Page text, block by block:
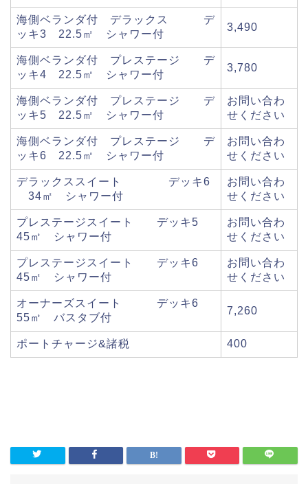
海側ベランダ付 デラックス デ
ッキ3 22.5㎡ シャワー付
3,490
海側ベランダ付 プレステージ デ
ッキ4 22.5㎡ シャワー付
3,780
海側ベランダ付 プレステージ デ
ッキ5 22.5㎡ シャワー付
お問い合わ
せください
海側ベランダ付 プレステージ デ
ッキ6 22.5㎡ シャワー付
お問い合わ
せください
デラックススイート デッキ6
34㎡ シャワー付
お問い合わ
せください
プレステージスイート デッキ5
45㎡ シャワー付
お問い合わ
せください
プレステージスイート デッキ6
45㎡ シャワー付
お問い合わ
せください
オーナーズスイート デッキ6
55㎡ バスタブ付
7,260
ポートチャージ&諸税 400